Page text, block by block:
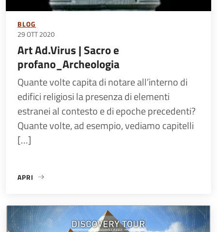
BLOG
29 OTT 2020
Art Ad.Virus | Sacro e
profano_Archeologia
Quante volte capita di notare all’interno di
edifici religiosi la presenza di elementi
estranei al contesto e di epoche precedenti?
Quante volte, ad esempio, vediamo capitelli
[…]
APRI
«ART AD.VIRUS | SACRO E PROFANO_ARCHEOLOGIA»